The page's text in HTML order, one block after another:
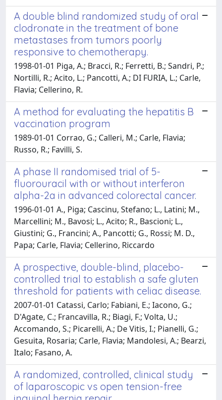
A double blind randomized study of oral
clodronate in the treatment of bone
metastases from tumors poorly
responsive to chemotherapy.
1998-01-01 Piga, A.; Bracci, R.; Ferretti, B.; Sandri, P.;
Nortilli, R.; Acito, L.; Pancotti, A.; DI FURIA, L.; Carle,
Flavia; Cellerino, R.
A method for evaluating the hepatitis B
vaccination program
1989-01-01 Corrao, G.; Calleri, M.; Carle, Flavia;
Russo, R.; Favilli, S.
A phase II randomised trial of 5-
fluorouracil with or without interferon
alpha-2a in advanced colorectal cancer.
1996-01-01 A., Piga; Cascinu, Stefano; L., Latini; M.,
Marcellini; M., Bavosi; L., Acito; R., Bascioni; L.,
Giustini; G., Francini; A., Pancotti; G., Rossi; M. D.,
Papa; Carle, Flavia; Cellerino, Riccardo
A prospective, double-blind, placebo-
controlled trial to establish a safe gluten
threshold for patients with celiac disease.
2007-01-01 Catassi, Carlo; Fabiani, E.; Iacono, G.;
D'Agate, C.; Francavilla, R.; Biagi, F.; Volta, U.;
Accomando, S.; Picarelli, A.; De Vitis, I.; Pianelli, G.;
Gesuita, Rosaria; Carle, Flavia; Mandolesi, A.; Bearzi,
Italo; Fasano, A.
A randomized, controlled, clinical study
of laparoscopic vs open tension-free